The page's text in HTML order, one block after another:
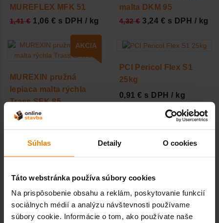
Súhlas Detaily O cookies
Táto webstránka používa súbory cookies
Na prispôsobenie obsahu a reklám, poskytovanie funkcií
sociálnych médií a analýzu návštevnosti používame
súbory cookie. Informácie o tom, ako používate naše
MUREFLEX MFK 51
1,41 €1,06 € s DPH / kg
malta DKM 95
4,32 €3,24 € s DPH / kg
AKCIA
MUREXIN pružná
lepiaca malta rýchla
Trass SFK 85
1,62 €1,22 € s DPH / kg
PCI Pericol Flex S1
25kg
0,91 € s DPH / kg
25kg
0,34 € s DPH / kg
2,46 € s DPH / kg